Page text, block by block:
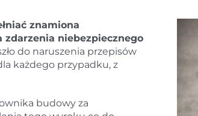
znamiona
niebezpiecznego
do naruszenia przepisów
każdego przypadku, z
budowy za